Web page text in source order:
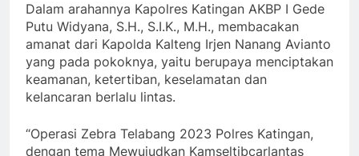
Dalam arahannya Kapolres Katingan AKBP I Gede
Putu Widyana, S.H., S.I.K., M.H., membacakan
amanat dari Kapolda Kalteng Irjen Nanang Avianto
yang pada pokoknya, yaitu berupaya menciptakan
keamanan, ketertiban, keselamatan dan
kelancaran berlalu lintas.
“Operasi Zebra Telabang 2023 Polres Katingan,
dengan tema Mewujudkan Kamseltibcarlantas